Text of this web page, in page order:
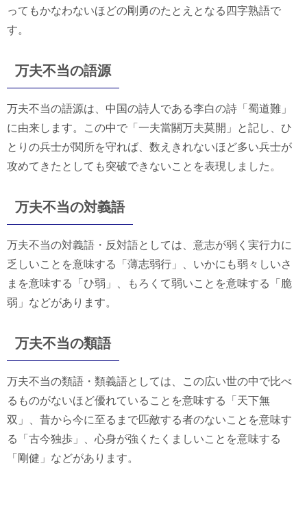
ってもかなわないほどの剛勇のたとえとなる四字熟語で
す。
万夫不当の語源
万夫不当の語源は、中国の詩人である李白の詩「蜀道難」
に由来します。この中で「一夫當關万夫莫開」と記し、ひ
とりの兵士が関所を守れば、数えきれないほど多い兵士が
攻めてきたとしても突破できないことを表現しました。
万夫不当の対義語
万夫不当の対義語・反対語としては、意志が弱く実行力に
乏しいことを意味する「薄志弱行」、いかにも弱々しいさ
まを意味する「ひ弱」、もろくて弱いことを意味する「脆
弱」などがあります。
万夫不当の類語
万夫不当の類語・類義語としては、この広い世の中で比べ
るものがないほど優れていることを意味する「天下無
双」、昔から今に至るまで匹敵する者のないことを意味す
る「古今独歩」、心身が強くたくましいことを意味する
「剛健」などがあります。